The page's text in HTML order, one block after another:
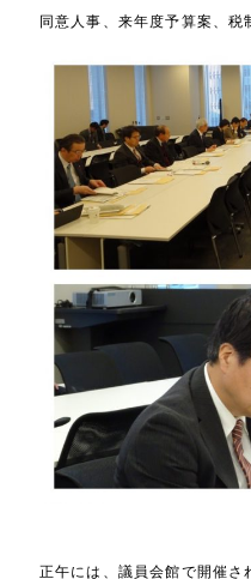
同意人事、来年度予算案、税
正午には、議員会館で開催さ